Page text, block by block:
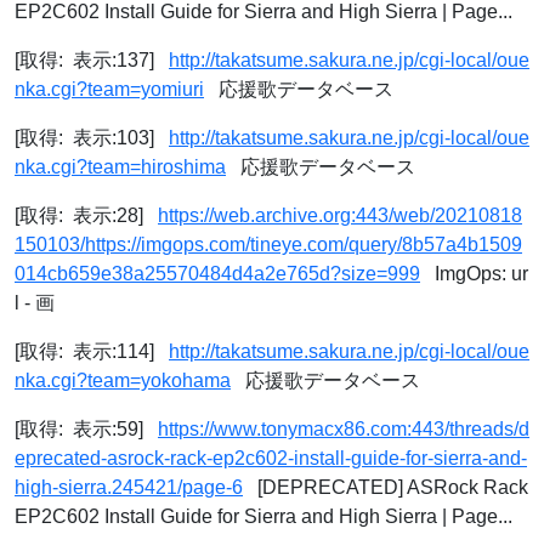
EP2C602 Install Guide for Sierra and High Sierra | Page...
[取得: 表示:137]
http://takatsume.sakura.ne.jp/cgi-local/oue
nka.cgi?team=yomiuri 応援歌データベース
[取得: 表示:103]
http://takatsume.sakura.ne.jp/cgi-local/oue
nka.cgi?team=hiroshima 応援歌データベース
[取得: 表示:28]
https://web.archive.org:443/web/20210818
150103/https://imgops.com/tineye.com/query/8b57a4b1509
014cb659e38a25570484d4a2e765d?size=999 ImgOps: ur
l - 画
[取得: 表示:114]
http://takatsume.sakura.ne.jp/cgi-local/oue
nka.cgi?team=yokohama 応援歌データベース
[取得: 表示:59]
https://www.tonymacx86.com:443/threads/d
eprecated-asrock-rack-ep2c602-install-guide-for-sierra-and-
high-sierra.245421/page-6 [DEPRECATED] ASRock Rack
EP2C602 Install Guide for Sierra and High Sierra | Page...